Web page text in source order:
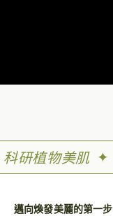
科研植物美肌 ✦
邁向煥發美麗的第一步